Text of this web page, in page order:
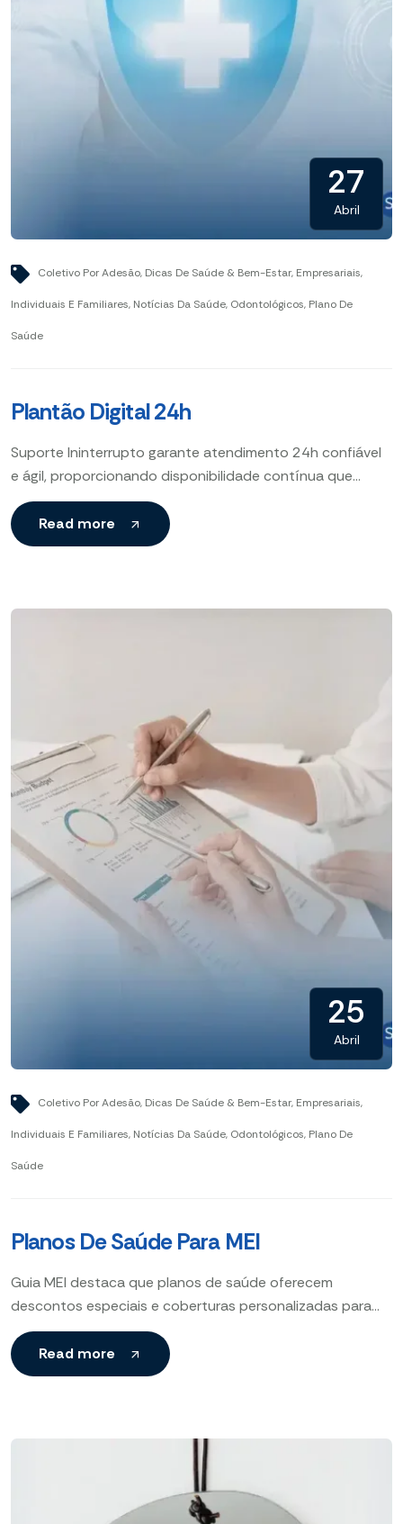
27
Abril
Coletivo Por Adesão, Dicas De Saúde & Bem-Estar, Empresariais,
Individuais E Familiares, Notícias Da Saúde, Odontológicos, Plano De
Saúde
Plantão Digital 24h
Suporte Ininterrupto garante atendimento 24h confiável
e ágil, proporcionando disponibilidade contínua que
assegura paz, segurança e satisfação do cliente em
qualquer situação. Disponibilidade, Paz, Atendimento
Read more
25
Abril
Coletivo Por Adesão, Dicas De Saúde & Bem-Estar, Empresariais,
Individuais E Familiares, Notícias Da Saúde, Odontológicos, Plano De
Saúde
Planos De Saúde Para MEI
Guia MEI destaca que planos de saúde oferecem
descontos especiais e coberturas personalizadas para
Microempreendedores Individuais, facilitando o acesso a
serviços médicos essenciais e protegendo
Read more